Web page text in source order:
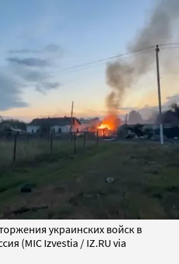
украинских войск в
(MIC Izvestia / IZ.RU via